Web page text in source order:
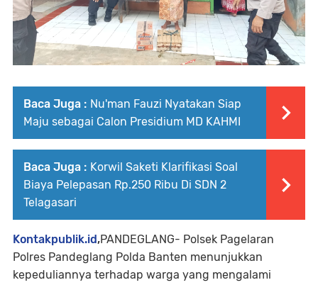
Baca Juga : Nu'man Fauzi Nyatakan Siap
Maju sebagai Calon Presidium MD KAHMI
Baca Juga : Korwil Saketi Klarifikasi Soal
Biaya Pelepasan Rp.250 Ribu Di SDN 2
Telagasari
Kontakpublik.id,PANDEGLANG- Polsek Pagelaran
Polres Pandeglang Polda Banten menunjukkan
kepeduliannya terhadap warga yang mengalami